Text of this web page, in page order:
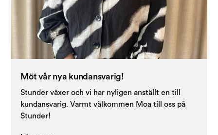
Möt vår nya kundansvarig!
Stunder växer och vi har nyligen anställt en till
kundansvarig. Varmt välkommen Moa till oss på
Stunder!